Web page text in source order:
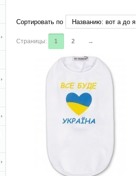
Сортировать по Названию: вот а до я
Страницы: 1 2 →